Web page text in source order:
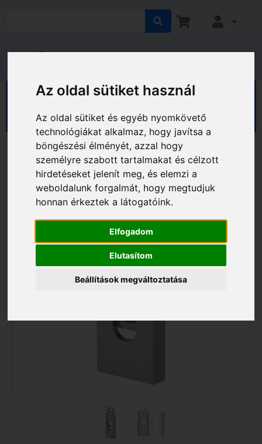
Az oldal sütiket használ
Az oldal sütiket és egyéb nyomkövető
technológiákat alkalmaz, hogy javítsa a
böngészési élményét, azzal hogy
személyre szabott tartalmakat és célzott
hirdetéseket jelenít meg, és elemzi a
weboldalunk forgalmát, hogy megtudjuk
honnan érkeztek a látogatóink.
Elfogadom
Elutasítom
Beállítások megváltoztatása
HÁZ KERT HOBBY Ház
Kaputechnika
Zárrozetták